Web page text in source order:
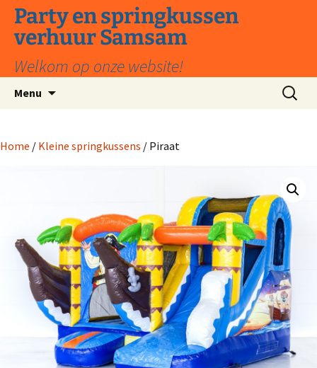
naar
inhoud
Party en springkussen
verhuur Samsam
Welkom op onze website!
Menu
Zoeken
naar:
Home / Kleine springkussens / Piraat